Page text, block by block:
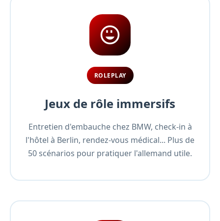
ROLEPLAY
Jeux de rôle immersifs
Entretien d'embauche chez BMW, check-in à
l'hôtel à Berlin, rendez-vous médical... Plus de
50 scénarios pour pratiquer l'allemand utile.